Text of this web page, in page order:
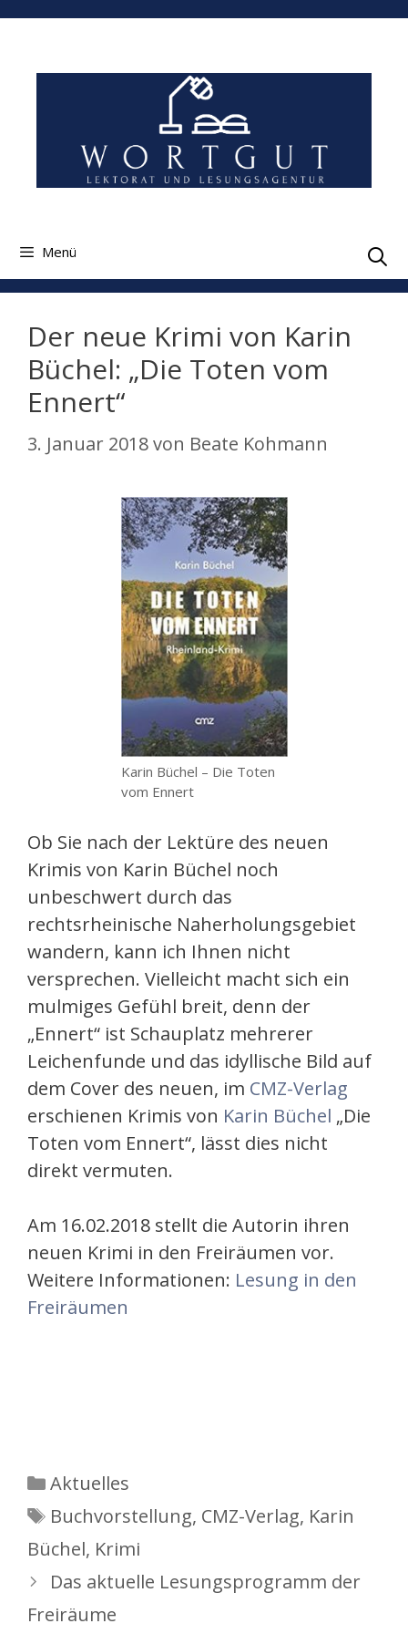
Zum
springen
Menü
Der neue Krimi von Karin
Büchel: „Die Toten vom
Ennert“
3. Januar 2018von Beate Kohmann
Karin Büchel – Die Toten
vom Ennert
Ob Sie nach der Lektüre des neuen
Krimis von Karin Büchel noch
unbeschwert durch das
rechtsrheinische Naherholungsgebiet
wandern, kann ich Ihnen nicht
versprechen. Vielleicht macht sich ein
mulmiges Gefühl breit, denn der
„Ennert“ ist Schauplatz mehrerer
Leichenfunde und das idyllische Bild auf
dem Cover des neuen, im CMZ-Verlag
erschienen Krimis von Karin Büchel „Die
Toten vom Ennert“, lässt dies nicht
direkt vermuten.
Am 16.02.2018 stellt die Autorin ihren
neuen Krimi in den Freiräumen vor.
Weitere Informationen: Lesung in den
Freiräumen
Kategorien
Aktuelles
Schlagwörter
Buchvorstellung, CMZ-Verlag, Karin
Büchel, Krimi
Das aktuelle Lesungsprogramm der
Freiräume